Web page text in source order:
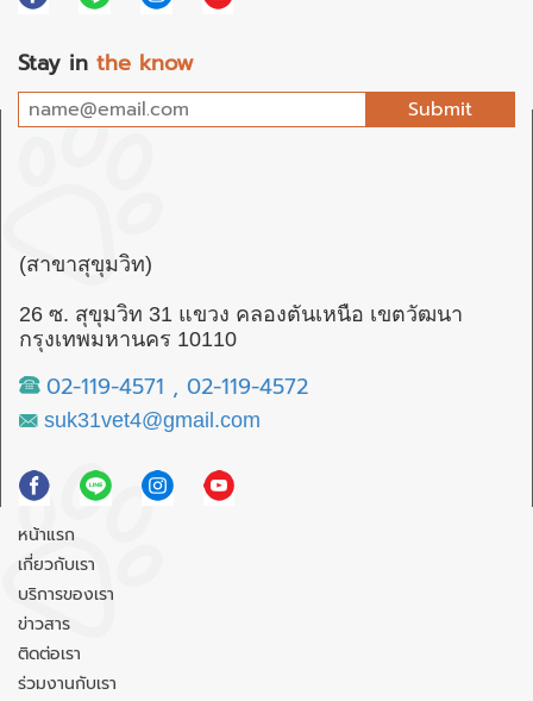
Stay in the know
Submit
(สาขาสุขุมวิท)
26 ซ. สุขุมวิท 31 แขวง คลองตันเหนือ เขตวัฒนา
กรุงเทพมหานคร 10110
02-119-4571 , 02-119-4572
suk31vet4@gmail.com
หน้าแรก
เกี่ยวกับเรา
บริการของเรา
ข่าวสาร
ติดต่อเรา
ร่วมงานกับเรา